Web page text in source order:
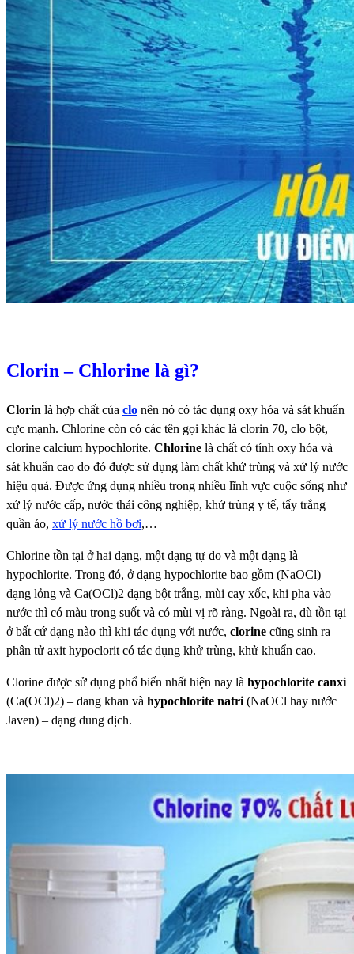
Clorin – Chlorine là gì?
Clorin là hợp chất của clo nên nó có tác dụng oxy hóa và sát khuẩn
cực mạnh. Chlorine còn có các tên gọi khác là clorin 70, clo bột,
clorine calcium hypochlorite. Chlorine là chất có tính oxy hóa và
sát khuẩn cao do đó được sử dụng làm chất khử trùng và xử lý nước
hiệu quả. Được ứng dụng nhiều trong nhiều lĩnh vực cuộc sống như
xử lý nước cấp, nước thải công nghiệp, khử trùng y tế, tẩy trắng
quần áo, xử lý nước hồ bơi,…
Chlorine tồn tại ở hai dạng, một dạng tự do và một dạng là
hypochlorite. Trong đó, ở dạng hypochlorite bao gồm (NaOCl)
dạng lỏng và Ca(OCl)2 dạng bột trắng, mùi cay xốc, khi pha vào
nước thì có màu trong suốt và có mùi vị rõ ràng. Ngoài ra, dù tồn tại
ở bất cứ dạng nào thì khi tác dụng với nước, clorine cũng sinh ra
phân tử axit hypoclorit có tác dụng khử trùng, khử khuẩn cao.
Clorine được sử dụng phổ biến nhất hiện nay là hypochlorite canxi
(Ca(OCl)2) – dang khan và hypochlorite natri (NaOCl hay nước
Javen) – dạng dung dịch.